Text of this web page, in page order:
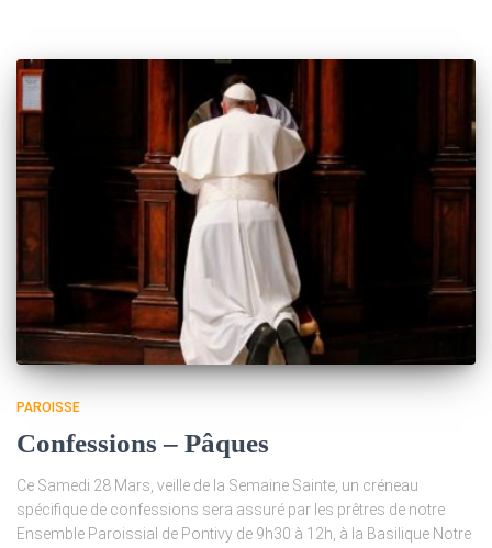
PAROISSE
Confessions – Pâques
Ce Samedi 28 Mars, veille de la Semaine Sainte, un créneau
spécifique de confessions sera assuré par les prêtres de notre
Ensemble Paroissial de Pontivy de 9h30 à 12h, à la Basilique Notre